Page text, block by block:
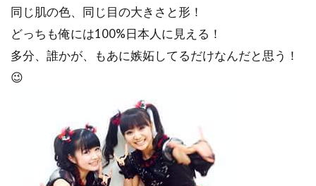
同じ肌の色、同じ目の大きさと形！
どっちも俺には100%日本人に見える！
多分、誰かが、もあに嫉妬してるだけなんだと思う！
😉